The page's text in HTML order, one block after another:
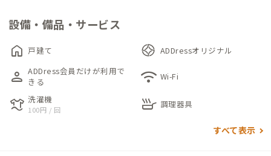
以前は応接間として使われていたのでしょうか、床と壁一面が
木の内装で覆われたどこか懐かしい空間です。8畳ほどのスペー
スに4人掛けのテーブルとワークチェアがあります。
その奥にはダイニングキッチンがあります。ダイニングは5人掛
けのテーブルと椅子で食卓を囲うことができます。キッチンは十
分な調理スペースがありコンロは三口なので品数の多い調理に
設備・備品・サービス
home 戸建て ADDressオリジナル
person ADDress会員だけが利用で
きる
wifi Wi-Fi
laundry 洗濯機
100円 / 回 skillet 調理器具
すべて表示